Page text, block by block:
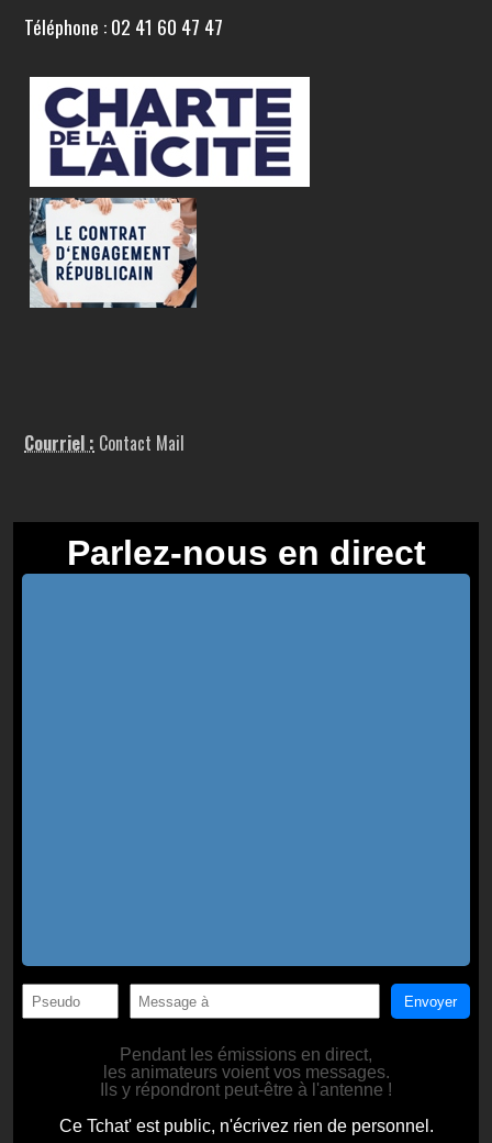
Téléphone : 02 41 60 47 47
Courriel : Contact Mail